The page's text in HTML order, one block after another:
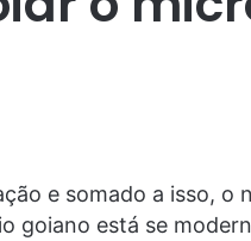
e somado a isso, o
goiano está se